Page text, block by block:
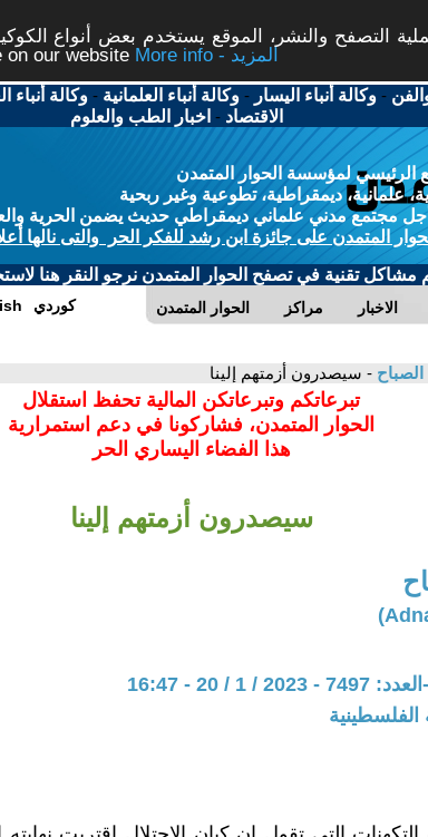
التصفح والنشر، الموقع يستخدم بعض أنواع
on our website
More info - المزيد
-وكالة أنباء اليسار -وكالة أنباء العلمانية -وكالة أنباء
الاقتصاد - اخبار الطب والعلوم
الرئيسي لمؤسسة الحوار المتمدن
علمانية، ديمقراطية، تطوعية وغير ربحية
مجتمع مدني علماني ديمقراطي حديث يضمن الحرية
المتمدن على جائزة ابن رشد للفكر الحر والتى نالها
مشاكل تقنية في تصفح الحوار المتمدن نرجو النقر هنا
الحوار المتمدن مراكز الاخبار كوردي
- سيصدرون أزمتهم إلينا
تبرعاتكم وتبرعاتكن المالية تحفظ استقلال
الحوار المتمدن، فشاركونا في دعم استمرارية
هذا الفضاء اليساري الحر
سيصدرون أزمتهم إلينا
/ 1 / 20 - 16:47
الفلسطينية